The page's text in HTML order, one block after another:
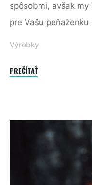
spôsobmi, avšak
pre Vašu
Výrobky
PREČÍTAŤ"Šetrite